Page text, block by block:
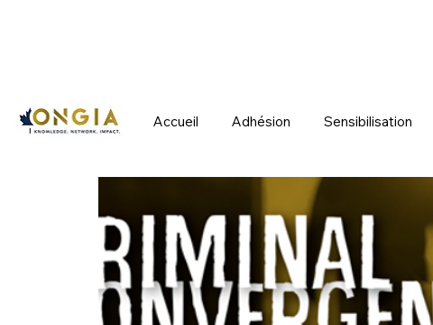
Accueil Adhésion Sensibilisation